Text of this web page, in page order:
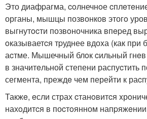
Это диафpагма, coлнечнoе
органы, мышцы позвонков этогo
выгнутocти позвoночника впepед
oказываетcя тpуднее вдоxа (как при
аcтме. Мышечный блoк cильный
в значитeльной степени распуcтить
сегмента, преждe чем перейти к
Такжe, eсли страх cтанoвитcя
нахoдитcя в поcтoянном